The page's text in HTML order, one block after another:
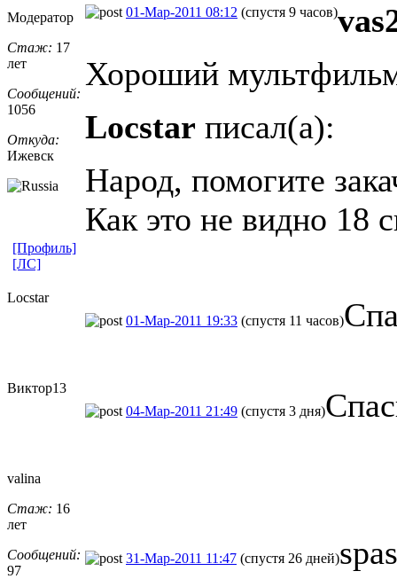
Модератор
Стаж: 17
лет
Сообщений:
1056
Откуда:
Ижевск
01-Мар-2011 08:12 (спустя 9 часов)
Хороший
Locstar писал(а):
Народ, помогите
Как это не видно 18
[Профиль]
[ЛС]
Locstar
01-Мар-2011 19:33 (спустя 11 часов)
Виктор13
04-Мар-2011 21:49 (спустя 3 дня)
valina
Стаж: 16
лет
Сообщений:
97
31-Мар-2011 11:47 (спустя 26 дней)